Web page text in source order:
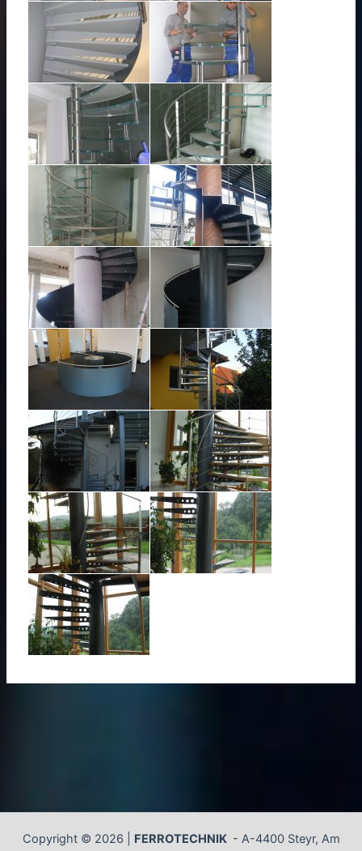
Copyright © 2026 | FERROTECHNIK - A-4400 Steyr, Am